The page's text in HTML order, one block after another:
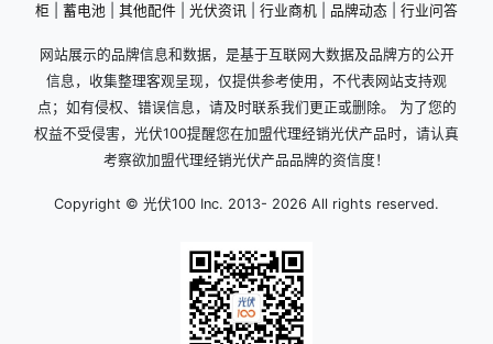
柜
蓄电池 其他配件 光伏资讯 行业商机 品牌动态 行业问答
网站展示的品牌信息和数据，是基于互联网大数据及品牌方的公开
信息，收集整理客观呈现，仅提供参考使用，不代表网站支持观
点；如有侵权、错误信息，请及时联系我们更正或删除。 为了您的
权益不受侵害，光伏100提醒您在加盟代理经销光伏产品时，请认真
考察欲加盟代理经销光伏产品品牌的资信度！
Copyright © 光伏100 Inc. 2013- 2026 All rights reserved.